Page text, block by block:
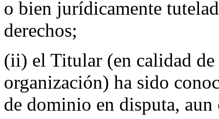
o bien jurídicamente
derechos;
(ii) el Titular (en calidad de
organización) ha sido
de dominio en disputa,